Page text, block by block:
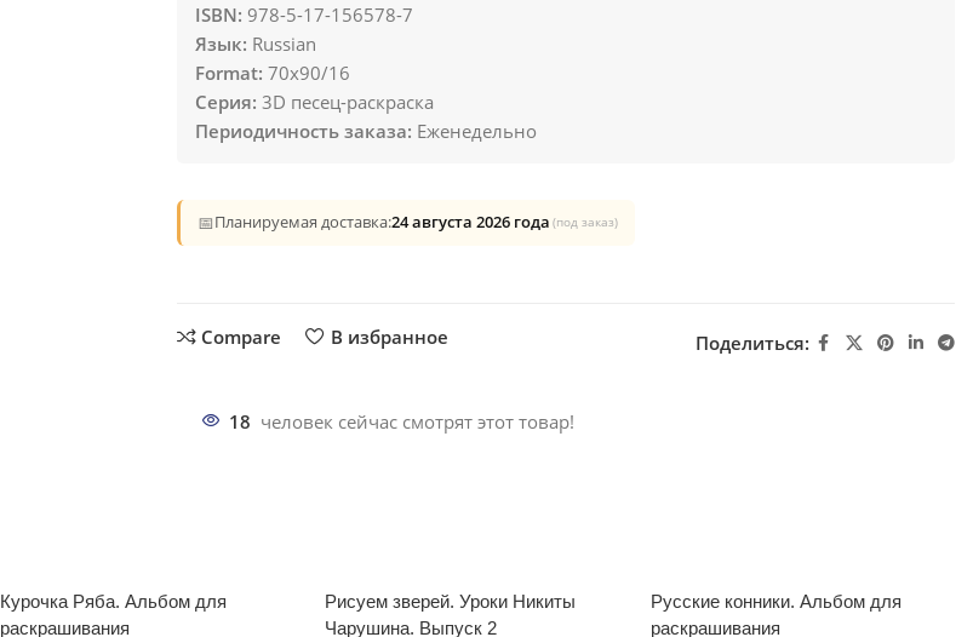
ISBN: 978-5-17-156578-7
Язык: Russian
Format: 70x90/16
Серия: 3D песец-раскраска
Периодичность заказа: Еженедельно
📅Планируемая доставка:24 августа 2026 года (под заказ)
Compare В избранное Поделиться:
18 человек сейчас смотрят этот товар!
Курочка Ряба. Альбом для
раскрашивания
Рисуем зверей. Уроки Никиты
Чарушина. Выпуск 2
Русские конники. Альбом для
раскрашивания